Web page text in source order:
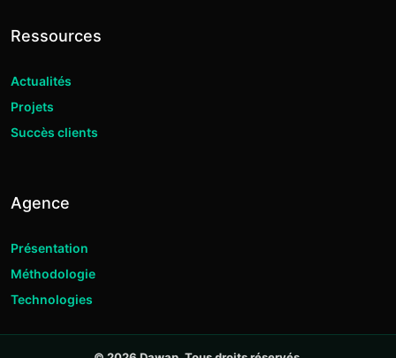
Ressources
Actualités
Projets
Succès clients
Agence
Présentation
Méthodologie
Technologies